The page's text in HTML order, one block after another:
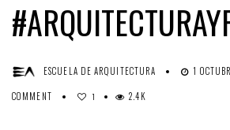
ESCUELA DE ARQUITECTURA 1
COMMENT 1 2.4K